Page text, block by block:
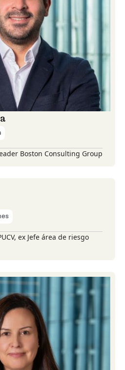
Boston Consulting Group
ex Jefe área de riesgo